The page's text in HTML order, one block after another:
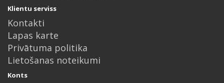
Klientu serviss
Kontakti
Lapas karte
Privātuma politika
Lietošanas noteikumi
Konts